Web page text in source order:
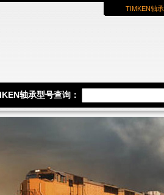
TIMKEN轴承
轴承型号查询：